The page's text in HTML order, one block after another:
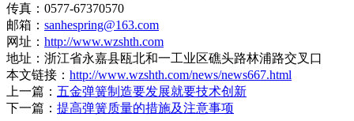
传真：0577-67370570
邮箱： sanhespring@163.com
网址： http://www.wzshth.com
地址：浙江省永嘉县瓯北和一工业区礁头路林浦路交叉口
本文链接： http://www.wzshth.com/news/news667.html
上一篇： 五金弹簧制造要发展就要技术创新
下一篇： 提高弹簧质量的措施及注意事项